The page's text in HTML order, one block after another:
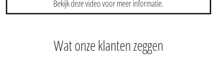
Bekijk deze video voor meer informatie.
Wat onze klanten zeggen